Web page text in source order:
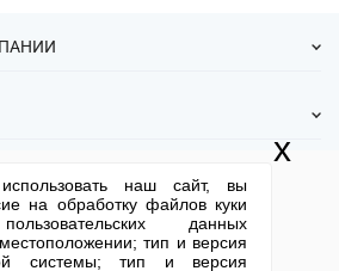
mail@1-urist.ru
Спросить у юриста
наш сайт, вы
на обработку файлов куки
данных
тип и версия
системы; тип и версия
x